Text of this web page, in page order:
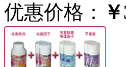
优惠价格：